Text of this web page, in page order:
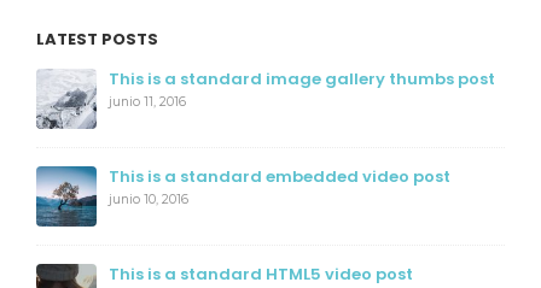
LATEST POSTS
This is a standard image gallery thumbs post
junio 11, 2016
This is a standard embedded video post
junio 10, 2016
This is a standard HTML5 video post